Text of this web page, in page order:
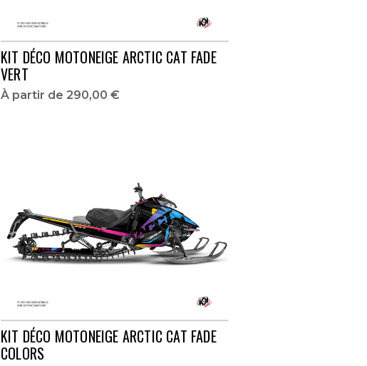
KIT DÉCO MOTONEIGE ARCTIC CAT FADE
VERT
À partir de 290,00 €
KIT DÉCO MOTONEIGE ARCTIC CAT FADE
COLORS